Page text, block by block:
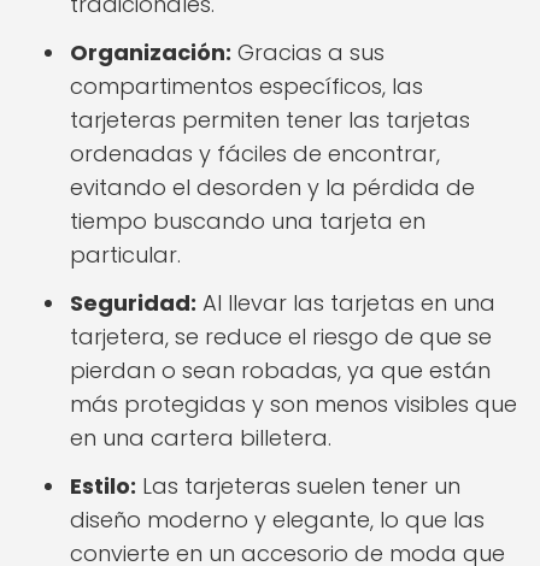
Organización: Gracias a sus
compartimentos específicos, las
tarjeteras permiten tener las tarjetas
ordenadas y fáciles de encontrar,
evitando el desorden y la pérdida de
tiempo buscando una tarjeta en
particular.
Seguridad: Al llevar las tarjetas en una
tarjetera, se reduce el riesgo de que se
pierdan o sean robadas, ya que están
más protegidas y son menos visibles que
en una cartera billetera.
Estilo: Las tarjeteras suelen tener un
diseño moderno y elegante, lo que las
convierte en un accesorio de moda que